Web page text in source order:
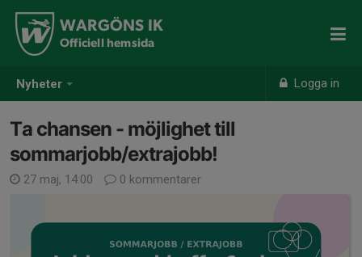
Nyheter Logga in
WARGÖNS IK
Officiell hemsida
Ta chansen - möjlighet till
sommarjobb/extrajobb!
27 maj, 14:00 0 kommentarer